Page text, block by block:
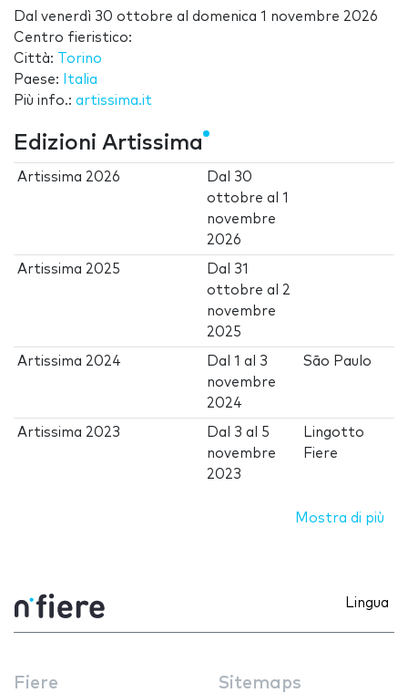
Dal venerdì 30 ottobre al domenica 1 novembre 2026
Centro fieristico:
Città:
Torino
Paese:
Italia
Più info.: artissima.it
Edizioni Artissima
Artissima 2026 Dal 30
ottobre al1
novembre
2026
Artissima 2025 Dal 31
ottobre al 2
novembre
2025
Artissima 2024 Dal1 al 3
novembre
2024
São Paulo
Artissima 2023 Dal 3 al 5
novembre
2023
Lingotto
Fiere
Mostra di più
Lingua
Fiere Sitemaps